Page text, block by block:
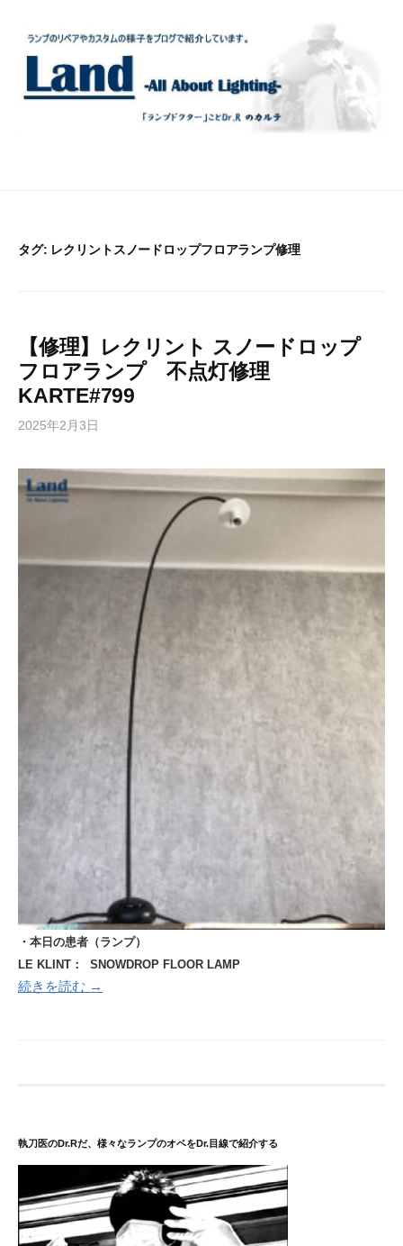
タグ: レクリントスノードロップフロアランプ修理
【修理】レクリント スノードロップ
フロアランプ 不点灯修理
KARTE#799
2025年2月3日
・本日の患者（ランプ）
LE KLINT： SNOWDROP FLOOR LAMP
続きを読む →
執刀医のDr.Rだ、様々なランプのオペをDr.目線で紹介する